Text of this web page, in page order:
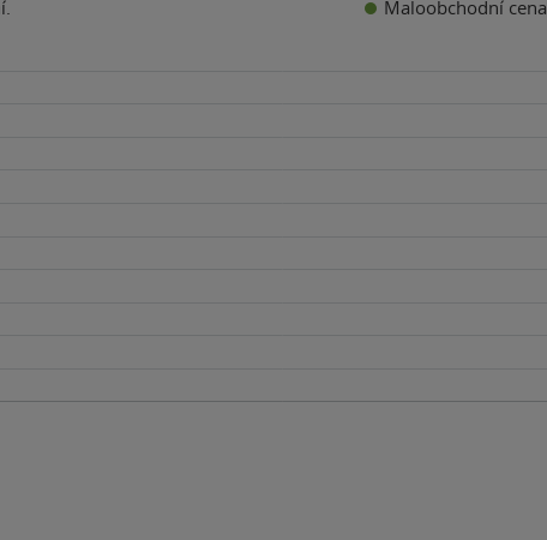
Maloobchodní cena